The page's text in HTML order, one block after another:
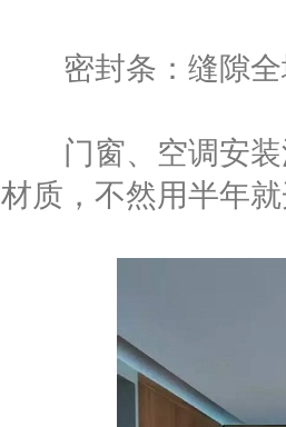
密封条：缝隙全
门窗、空调安装
材质，不然用半年